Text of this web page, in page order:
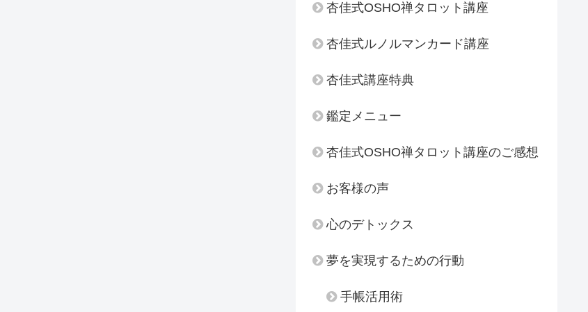
杏佳式OSHO禅タロット講座
杏佳式ルノルマンカード講座
杏佳式講座特典
鑑定メニュー
杏佳式OSHO禅タロット講座のご感想
お客様の声
心のデトックス
夢を実現するための行動
手帳活用術